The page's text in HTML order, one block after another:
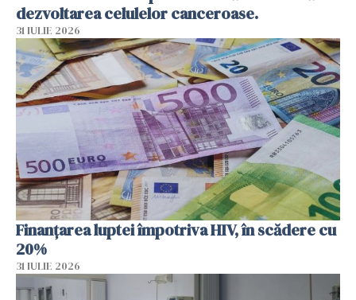
dezvoltarea celulelor canceroase.
31 IULIE 2026
Finanțarea luptei împotriva HIV, în scădere cu
20%
31 IULIE 2026